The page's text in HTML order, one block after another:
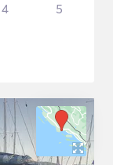
4 5